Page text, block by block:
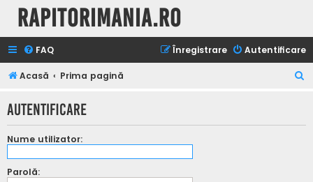
Rapitorimania.ro
FAQ Autentificare
Înregistrare
Acasă Prima pagină
t
Autentificare
Nume utilizator:
Parolă: